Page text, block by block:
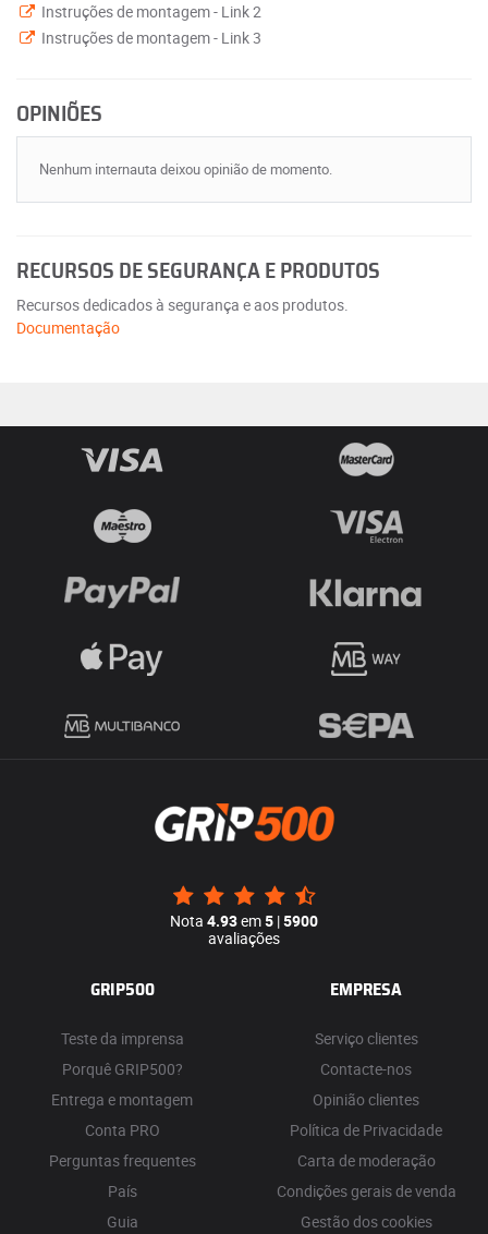
Instruções de montagem - Link 2
Instruções de montagem - Link 3
OPINIÕES
Nenhum internauta deixou opinião de momento.
RECURSOS DE SEGURANÇA E PRODUTOS
Recursos dedicados à segurança e aos produtos.
Documentação
Nota 4.93em5 |5900
avaliações
GRIP500
Teste da imprensa
Porquê GRIP500?
Entrega e montagem
Conta PRO
Perguntas frequentes
País
Guia
EMPRESA
Serviço clientes
Contacte-nos
Opinião clientes
Política de Privacidade
Carta de moderação
Condições gerais de venda
Gestão dos cookies